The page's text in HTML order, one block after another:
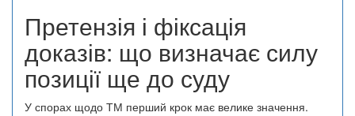
Претензія і фіксація
доказів: що визначає силу
позиції ще до суду
У спорах щодо ТМ перший крок має велике значення.